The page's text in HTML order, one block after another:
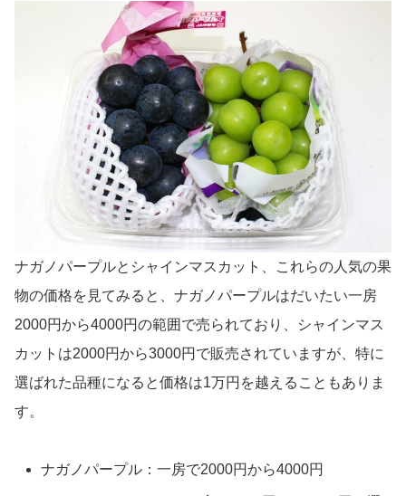
ナガノパープルとシャインマスカット、これらの人気の果
物の価格を見てみると、ナガノパープルはだいたい一房
2000円から4000円の範囲で売られており、シャインマス
カットは2000円から3000円で販売されていますが、特に
選ばれた品種になると価格は1万円を越えることもありま
す。
ナガノパープル：一房で2000円から4000円